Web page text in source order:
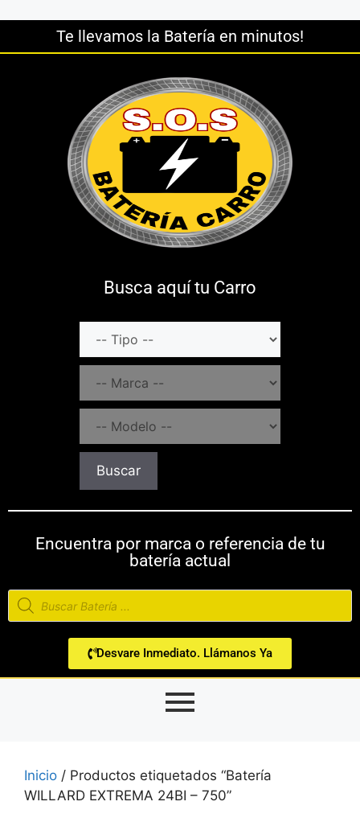
Te llevamos la Batería en minutos!
Busca aquí tu Carro
Buscar
Encuentra por marca o referencia de tu
batería actual
Desvare Inmediato. Llámanos Ya
Inicio / Productos etiquetados “Batería
WILLARD EXTREMA 24BI – 750”